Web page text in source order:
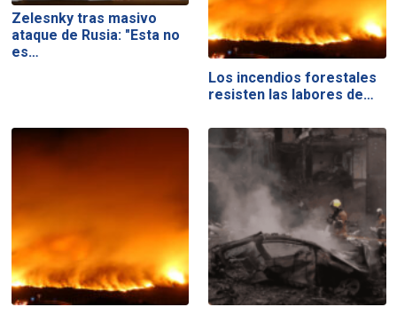
Zelesnky tras masivo
ataque de Rusia: "Esta no
es…
Los incendios forestales
resisten las labores de…